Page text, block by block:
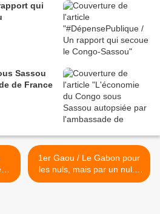
qui
Sassou
de France
1er Gaou / Le Gabon pour
les nuls, mais par un nul...
L'impayable édito du très